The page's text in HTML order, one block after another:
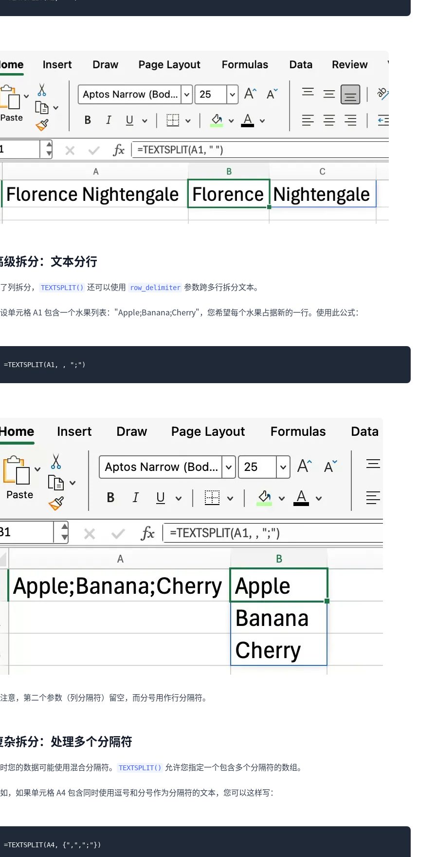
级拆分：文本分行
列拆分， TEXTSPLIT() 还可以使用 row_delimiter 参数跨多行拆分文本。
单元格 A1 包含一个水果列表："Apple;Banana;Cherry"，您希望每个水果占据新的一行。使用此公式：
意，第二个参数（列分隔符）留空，而分号用作行分隔符。
杂拆分：处理多个分隔符
您的数据可能使用混合分隔符。 TEXTSPLIT() 允许您指定一个包含多个分隔符的数组。
，如果单元格 A4 包含同时使用逗号和分号作为分隔符的文本，您可以这样写：